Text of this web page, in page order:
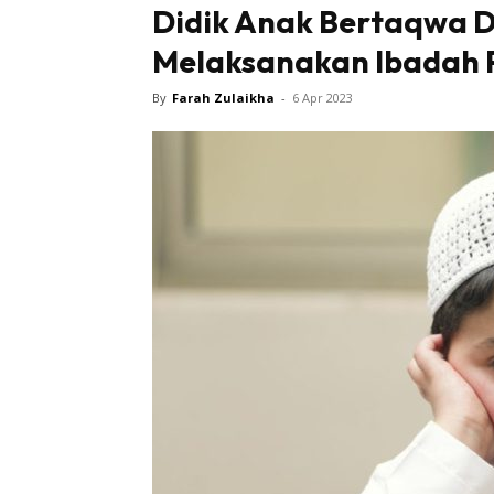
Didik Anak Bertaqwa
Melaksanakan Ibadah
By Farah Zulaikha - 6 Apr 2023